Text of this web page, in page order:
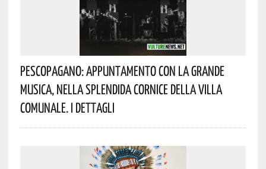
Pescopagano: Appuntamento Con La Grande
Musica, Nella Splendida Cornice Della Villa
Comunale. I Dettagli